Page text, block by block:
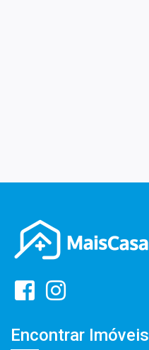
Encontrar Imóveis